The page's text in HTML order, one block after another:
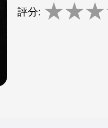
評分: ★★★